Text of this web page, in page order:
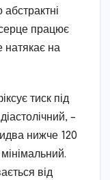
працює
натякає на
тиск під
–
нижче 120
мінімальний.
від